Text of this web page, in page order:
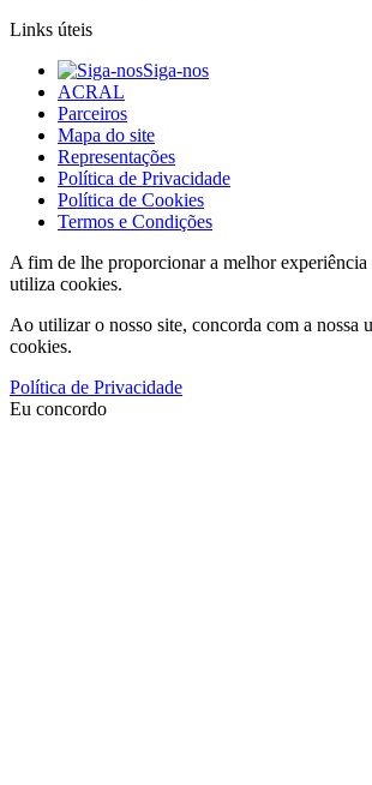
Links úteis
Siga-nos
ACRAL
Parceiros
Mapa do site
Representações
Política de Privacidade
Política de Cookies
Termos e Condições
A fim de lhe proporcionar a melhor experiência
utiliza cookies.
Ao utilizar o nosso site, concorda com a nossa
cookies.
Política de Privacidade
Eu concordo